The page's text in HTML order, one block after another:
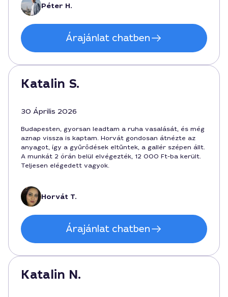
Péter H.
Árajánlat chatben
Katalin S.
30 Április 2026
Budapesten, gyorsan leadtam a ruha vasalását, és még
aznap vissza is kaptam. Horvát gondosan átnézte az
anyagot, így a gyűrődések eltűntek, a gallér szépen állt.
A munkát 2 órán belül elvégezték, 12 000 Ft-ba került.
Teljesen elégedett vagyok.
Horvát T.
Árajánlat chatben
Katalin N.